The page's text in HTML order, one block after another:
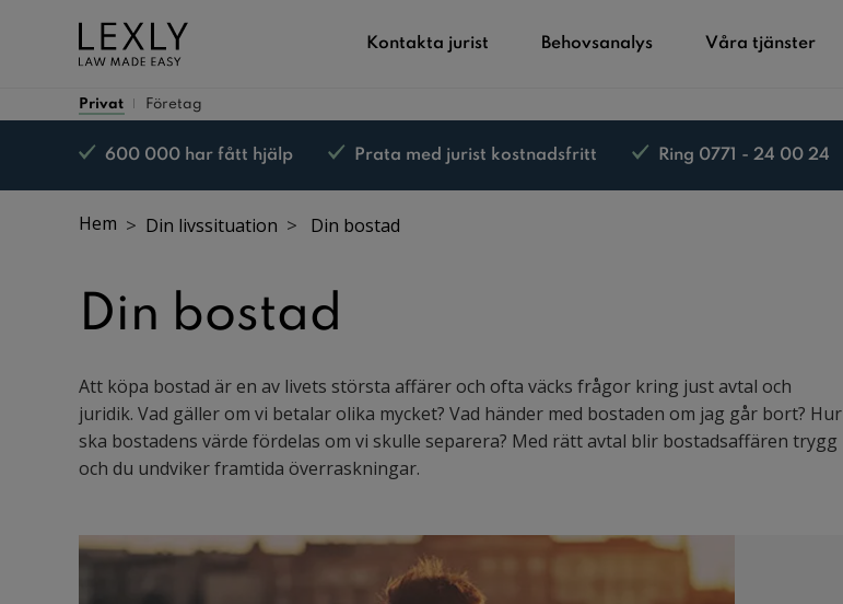
Kontakta jurist Behovsanalys Våra tjänster
Privat Företag
600 000 har fått hjälp Prata med jurist kostnadsfritt
Ring 0771 - 24 00 24
Nöjd kund-garanti*
Hem Din livssituation Din bostad
Din bostad
Att köpa bostad är en av livets största affärer och ofta väcks frågor kring just avtal och
juridik. Vad gäller om vi betalar olika mycket? Vad händer med bostaden om jag går bort? Hur
ska bostadens värde fördelas om vi skulle separera? Med rätt avtal blir bostadsaffären trygg
och du undviker framtida överraskningar.